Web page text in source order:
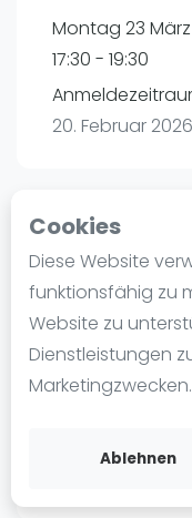
Cookies
Diese Website
funktionsfähig zu
Website zu
Dienstleistungen
Marketingzwecken.
Ablehnen
Ranking
Männer
Frauen
Blog
Die Geschichte
Regeln und
Padel Schläge
Video
Montag 23
17:30 - 19:30
20. Februar
Playtomic
Padel amigos
Halstenbek
Am Bahndamm
25469
playtomic.io